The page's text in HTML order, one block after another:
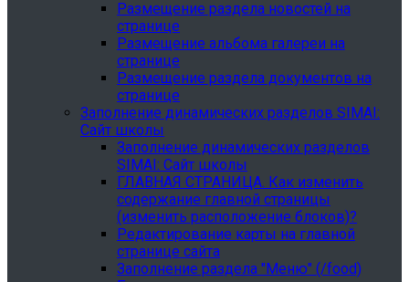
Размещение раздела новостей на
странице
Размещение альбома галереи на
странице
Размещение раздела документов на
странице
Заполнение динамических разделов SIMAI:
Сайт школы
Заполнение динамических разделов
SIMAI: Сайт школы
ГЛАВНАЯ СТРАНИЦА. Как изменить
содержание главной страницы
(изменить расположение блоков)?
Редактирование карты на главной
странице сайта
Заполнение раздела "Меню" (/food)